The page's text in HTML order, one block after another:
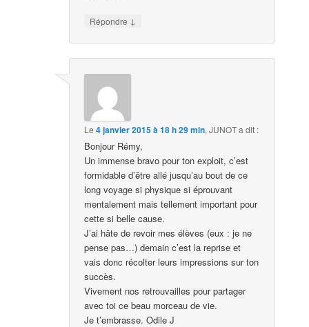
Répondre ↓
Le4 janvier 2015 à 18 h 29 min,JUNOTa dit :
Bonjour Rémy,
Un immense bravo pour ton exploit, c’est
formidable d’être allé jusqu’au bout de ce
long voyage si physique si éprouvant
mentalement mais tellement important pour
cette si belle cause.
J’ai hâte de revoir mes élèves (eux : je ne
pense pas…) demain c’est la reprise et
vais donc récolter leurs impressions sur ton
succès.
Vivement nos retrouvailles pour partager
avec toi ce beau morceau de vie.
Je t’embrasse. Odile J